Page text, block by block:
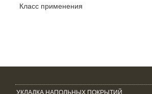
Класс применения
УКЛАДКА НАПОЛЬНЫХ ПОКРЫТИЙ